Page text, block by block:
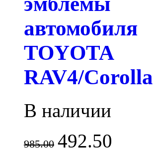
автомобиля
TOYOTA
RAV4/Corolla
В наличии
985.00 492.50